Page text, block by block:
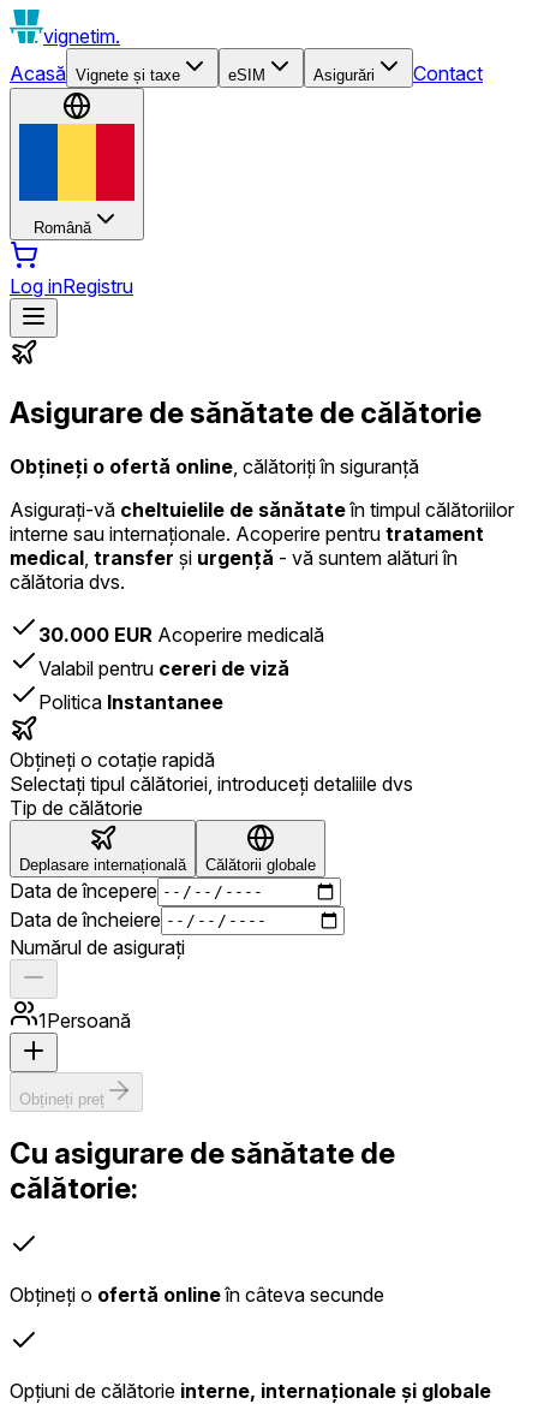
vignetim.
Acasă Vignete și taxe eSIM Asigurări Contact
Română
Log inRegistru
Asigurare de sănătate de călătorie
Obțineți o ofertă online , călătoriți în siguranță
Asigurați-vă cheltuielile de sănătateîn timpul călătoriilor
interne sau internaționale. Acoperire pentru tratament
medical transfer și urgență - vă suntem alături în
călătoria dvs.
30.000 EUR Acoperire medicală
Valabil pentru cereri de viză
Politica Instantanee
Obțineți o cotație rapidă
Selectați tipul călătoriei, introduceți detaliile dvs
Tip de călătorie
Deplasare internațională Călătorii globale
Data de începere
Data de încheiere
Numărul de asigurați
1Persoană
Obțineți preț
Cu asigurare de sănătate de
călătorie:
Obțineți o ofertă onlineîn câteva secunde
Opțiuni de călătorie interne, internaționale și globale